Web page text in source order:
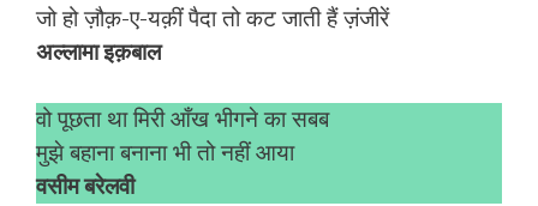
जो हो ज़ौक़-ए-यक़ीं पैदा तो कट जाती हैं ज़ंजीरें
अल्लामा इक़बाल
वो पूछता था मिरी आँख भीगने का सबब
मुझे बहाना बनाना भी तो नहीं आया
वसीम बरेलवी